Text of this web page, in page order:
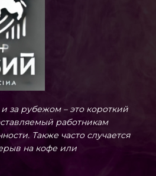
за рубежом – это короткий
работникам
Также часто случается
на кофе или